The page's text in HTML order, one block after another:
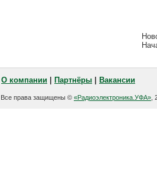
О компании Партнёры Вакансии
Все права защищены © «Радиоэлектроника.УФА» ,